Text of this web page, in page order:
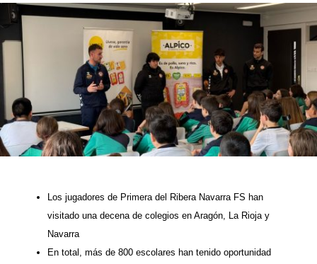
Los jugadores de Primera del Ribera Navarra FS han
visitado una decena de colegios en Aragón, La Rioja y
Navarra
En total, más de 800 escolares han tenido oportunidad